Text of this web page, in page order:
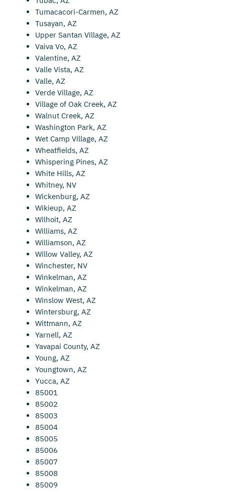
Tumacacori-Carmen, AZ
Tusayan, AZ
Upper Santan Village, AZ
Vaiva Vo, AZ
Valentine, AZ
Valle Vista, AZ
Valle, AZ
Verde Village, AZ
Village of Oak Creek, AZ
Walnut Creek, AZ
Washington Park, AZ
Wet Camp Village, AZ
Wheatfields, AZ
Whispering Pines, AZ
White Hills, AZ
Whitney, NV
Wickenburg, AZ
Wikieup, AZ
Wilhoit, AZ
Williams, AZ
Williamson, AZ
Willow Valley, AZ
Winchester, NV
Winkelman, AZ
Winkelman, AZ
Winslow West, AZ
Wintersburg, AZ
Wittmann, AZ
Yarnell, AZ
Yavapai County, AZ
Young, AZ
Youngtown, AZ
Yucca, AZ
85001
85002
85003
85004
85005
85006
85007
85008
85009